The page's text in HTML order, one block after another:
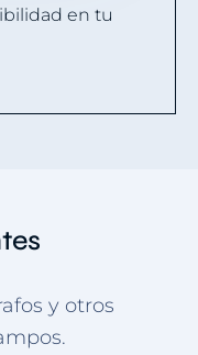
en tu
y otros